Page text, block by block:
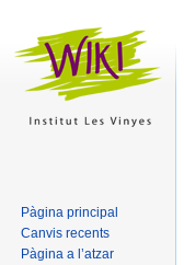
Pàgina principal
Canvis recents
Pàgina a l’atzar